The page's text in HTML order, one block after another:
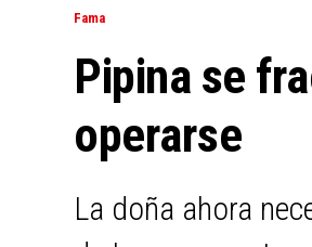
Fama
Pipina se
operarse
La doña ahora